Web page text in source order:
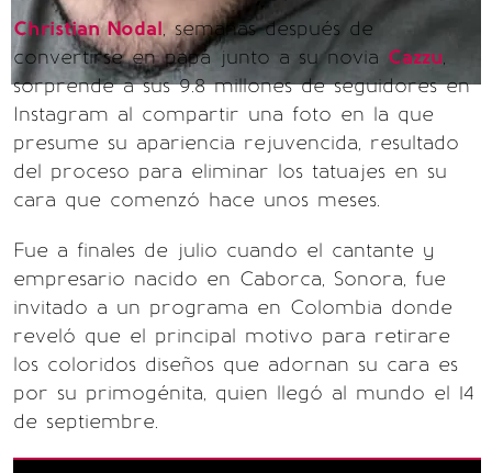
Christian Nodal, semanas después de
convertirse en papá junto a su novia Cazzu,
sorprende a sus 9.8 millones de seguidores en
Instagram al compartir una foto en la que
presume su apariencia rejuvencida, resultado
del proceso para eliminar los tatuajes en su
cara que comenzó hace unos meses.
Fue a finales de julio cuando el cantante y
empresario nacido en Caborca, Sonora, fue
invitado a un programa en Colombia donde
reveló que el principal motivo para retirare
los coloridos diseños que adornan su cara es
por su primogénita, quien llegó al mundo el 14
de septiembre.